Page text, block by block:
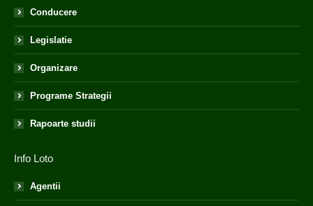
Conducere
Legislatie
Organizare
Programe Strategii
Rapoarte studii
Info Loto
Agentii